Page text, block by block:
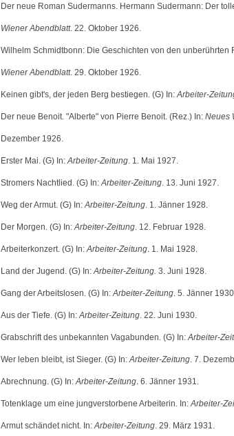
Der neue Roman Sudermanns. Hermann Sudermann: Der
Wiener Abendblatt. 22. Oktober 1926.
Wilhelm Schmidtbonn: Die Geschichten von den unberührten
Wiener Abendblatt. 29. Oktober 1926.
Keinen gibt's, der jeden Berg bestiegen. (G) In:Arbeiter-
Der neue Benoit. "Alberte" von Pierre Benoit. (Rez.) In: Neues
Dezember 1926.
Erster Mai. (G) In:Arbeiter-Zeitung. 1. Mai 1927.
Stromers Nachtlied. (G) In:Arbeiter-Zeitung. 13. Juni 1927.
Weg der Armut. (G) In:Arbeiter-Zeitung. 1. Jänner 1928.
Der Morgen. (G) In:Arbeiter-Zeitung. 12. Februar 1928.
Arbeiterkonzert. (G) In:Arbeiter-Zeitung. 1. Mai 1928.
Land der Jugend. (G) In:Arbeiter-Zeitung. 3. Juni 1928.
Gang der Arbeitslosen. (G) In:Arbeiter-Zeitung. 5. Jänner
Aus der Tiefe. (G) In:Arbeiter-Zeitung. 22. Juni 1930.
Grabschrift des unbekannten Vagabunden. (G) In:Arbeiter-
Wer leben bleibt, ist Sieger. (G) In:Arbeiter-Zeitung. 7.
Abrechnung. (G) In:Arbeiter-Zeitung. 6. Jänner 1931.
Totenklage um eine jungverstorbene Arbeiterin. In:Arbeiter-
Armut schändet nicht. In:Arbeiter-Zeitung. 29. März 1931.